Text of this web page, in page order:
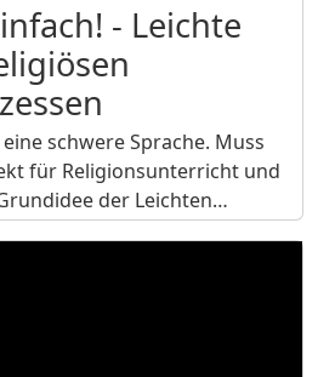
- Leichte
schwere Sprache. Muss
für Religionsunterricht und
der Leichten…